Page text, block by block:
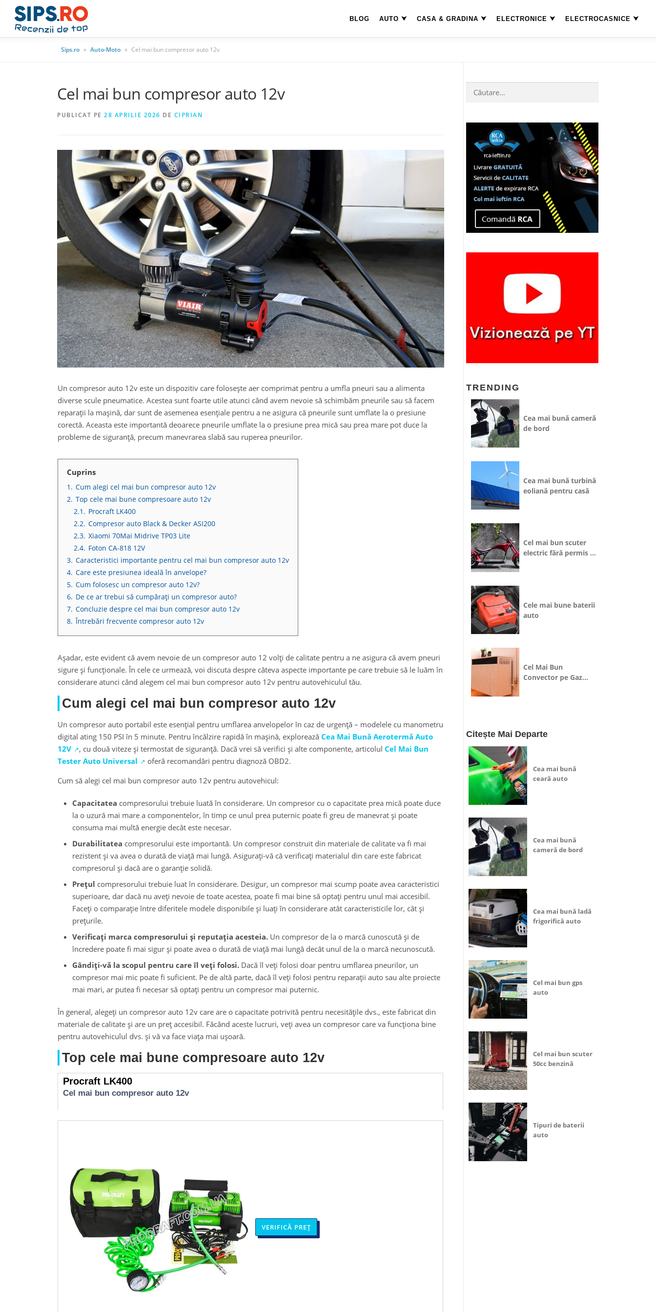
BLOG AUTO CASA & GRADINA ELECTRONICE ELECTROCASNICE
Sips.ro » Auto-Moto » Cel mai bun compresor auto 12v
Cel mai bun compresor auto 12v
PUBLICAT PE 28 APRILIE 2026 DE CIPRIAN
Un compresor auto 12v este un dispozitiv care folosește aer comprimat pentru a umfla pneuri sau a alimenta
diverse scule pneumatice. Acestea sunt foarte utile atunci când avem nevoie să schimbăm pneurile sau să facem
reparații la mașină, dar sunt de asemenea esențiale pentru a ne asigura că pneurile sunt umflate la o presiune
corectă. Aceasta este importantă deoarece pneurile umflate la o presiune prea mică sau prea mare pot duce la
probleme de siguranță, precum manevrarea slabă sau ruperea pneurilor.
Cuprins
1. Cum alegi cel mai bun compresor auto 12v
2. Top cele mai bune compresoare auto 12v
2.1. Procraft LK400
2.2. Compresor auto Black & Decker ASI200
2.3. Xiaomi 70Mai Midrive TP03 Lite
2.4. Foton CA-818 12V
3. Caracteristici importante pentru cel mai bun compresor auto 12v
4. Care este presiunea ideală în anvelope?
5. Cum folosesc un compresor auto 12v?
6. De ce ar trebui să cumpărați un compresor auto?
7. Concluzie despre cel mai bun compresor auto 12v
8. Întrebări frecvente compresor auto 12v
Așadar, este evident că avem nevoie de un compresor auto 12 volți de calitate pentru a ne asigura că avem pneuri
sigure și funcționale. În cele ce urmează, voi discuta despre câteva aspecte importante pe care trebuie să le luăm în
considerare atunci când alegem cel mai bun compresor auto 12v pentru autovehiculul tău.
Cum alegi cel mai bun compresor auto 12v
Un compresor auto portabil este esențial pentru umflarea anvelopelor în caz de urgență – modelele cu manometru
digital ating 150 PSI în 5 minute. Pentru încălzire rapidă în mașină, exploreazăCea Mai Bună Aerotermă Auto
12V
, cu două viteze și termostat de siguranță. Dacă vrei să verifici și alte componente, articolulCel Mai Bun
Tester Auto Universal
oferă recomandări pentru diagnoză OBD2.
Cum să alegi cel mai bun compresor auto 12v pentru autovehicul:
Capacitatea compresorului trebuie luată în considerare. Un compresor cu o capacitate prea mică poate duce
la o uzură mai mare a componentelor, în timp ce unul prea puternic poate fi greu de manevrat și poate
consuma mai multă energie decât este necesar.
Durabilitatea compresorului este importantă. Un compresor construit din materiale de calitate va fi mai
rezistent și va avea o durată de viață mai lungă. Asigurați-vă că verificați materialul din care este fabricat
compresorul și dacă are o garanție solidă.
Prețul compresorului trebuie luat în considerare. Desigur, un compresor mai scump poate avea caracteristici
superioare, dar dacă nu aveți nevoie de toate acestea, poate fi mai bine să optați pentru unul mai accesibil.
Faceți o comparație între diferitele modele disponibile și luați în considerare atât caracteristicile lor, cât și
prețurile.
Verificați marca compresorului și reputația acesteia. Un compresor de la o marcă cunoscută și de
încredere poate fi mai sigur și poate avea o durată de viață mai lungă decât unul de la o marcă necunoscută.
Gândiți-vă la scopul pentru care îl veți folosi. Dacă îl veți folosi doar pentru umflarea pneurilor, un
compresor mai mic poate fi suficient. Pe de altă parte, dacă îl veți folosi pentru reparații auto sau alte proiecte
mai mari, ar putea fi necesar să optați pentru un compresor mai puternic.
În general, alegeți un compresor auto 12v care are o capacitate potrivită pentru necesitățile dvs., este fabricat din
materiale de calitate și are un preț accesibil. Făcând aceste lucruri, veți avea un compresor care va funcționa bine
pentru autovehiculul dvs. și vă va face viața mai ușoară.
Top cele mai bune compresoare auto 12v
Procraft LK400
Cel mai bun compresor auto 12v
VERIFICĂ PREȚ
TRENDING
Cea mai bună cameră
de bord
Cea mai bună turbină
eoliană pentru casă
Cel mai bun scuter
electric fără permis 25
Cele mai bune baterii
auto
Cel Mai Bun
Convector pe Gaz
Citește Mai Departe
Cea mai bună
ceară auto
Cea mai bună
cameră de bord
Cea mai bună ladă
frigorifică auto
Cel mai bun gps
auto
Cel mai bun scuter
50cc benzină
Tipuri de baterii
auto